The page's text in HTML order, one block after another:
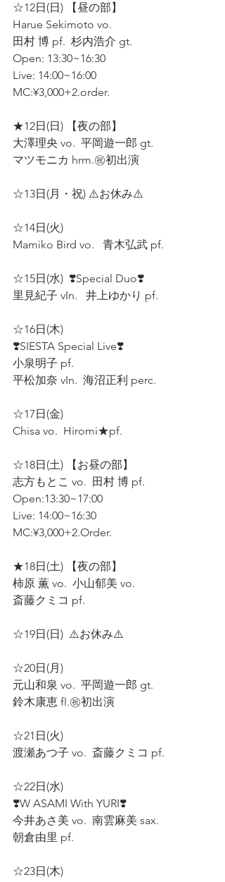
☆12日(日) 【昼の部】
Harue Sekimoto vo.
田村 博 pf.  杉内浩介 gt.
Open: 13:30~16:30
Live: 14:00~16:00
MC:¥3,000+2.order.
★12日(日) 【夜の部】
大澤理央 vo.  平岡遊一郎 gt.
マツモニカ hrm.㊗️初出演
☆13日(月・祝) ⚠️お休み⚠️
☆14日(火)
Mamiko Bird vo.   青木弘武 pf.
☆15日(水)  ❣️Special Duo❣️
里見紀子 vIn.   井上ゆかり pf.
☆16日(木)
❣️SIESTA Special Live❣️
小泉明子 pf.
平松加奈 vIn.  海沼正利 perc.
☆17日(金)
Chisa vo.  Hiromi★pf.
☆18日(土) 【お昼の部】
志方もとこ vo.  田村 博 pf.
Open:13:30~17:00
Live: 14:00~16:30
MC:¥3,000+2.Order.
★18日(土) 【夜の部】
柿原 薫 vo.  小山郁美 vo.
斎藤クミコ pf.
☆19日(日)  ⚠️お休み⚠️
☆20日(月)
元山和泉 vo.  平岡遊一郎 gt.
鈴木康恵 fl.㊗️初出演
☆21日(火)
渡瀬あつ子 vo.  斎藤クミコ pf.
☆22日(水)
❣️W ASAMI With YURI❣️
今井あさ美 vo.  南雲麻美 sax.
朝倉由里 pf.
☆23日(木)